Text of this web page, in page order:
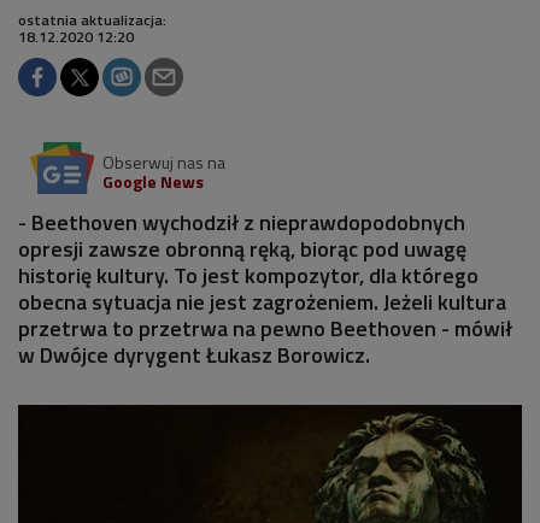
ostatnia aktualizacja:
18.12.2020 12:20
Obserwuj nas na
Google News
- Beethoven wychodził z nieprawdopodobnych
opresji zawsze obronną ręką, biorąc pod uwagę
historię kultury. To jest kompozytor, dla którego
obecna sytuacja nie jest zagrożeniem. Jeżeli kultura
przetrwa to przetrwa na pewno Beethoven - mówił
w Dwójce dyrygent Łukasz Borowicz.